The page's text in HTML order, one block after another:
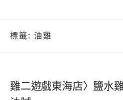
標籤: 油雞
雞二遊戲東海店〉鹽水